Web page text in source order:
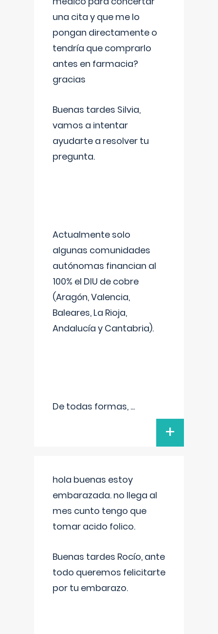
una cita y que me lo
pongan directamente o
tendría que comprarlo
antes en farmacia?
gracias
Buenas tardes Silvia,
vamos a intentar
ayudarte a resolver tu
pregunta.
Actualmente solo
algunas comunidades
autónomas financian al
100% el DIU de cobre
(Aragón, Valencia,
Baleares, La Rioja,
Andalucía y Cantabria).
De todas formas, ...
+
hola buenas estoy
embarazada. no llega al
mes cunto tengo que
tomar acido folico.
Buenas tardes Rocío, ante
todo queremos felicitarte
por tu embarazo.